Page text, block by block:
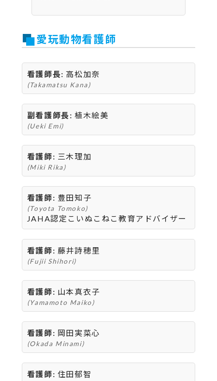
愛玩動物看護師
看護師長: 高松加奈
(Takamatsu Kana)
副看護師長: 植木絵美
(Ueki Emi)
看護師: 三木理加
(Miki Rika)
看護師: 豊田知子
(Toyota Tomoko)
JAHA認定こいぬこねこ教育アドバイザー
看護師: 藤井詩穂里
(Fujii Shihori)
看護師: 山本真衣子
(Yamamoto Maiko)
看護師: 岡田実菜心
(Okada Minami)
看護師: 住田郁智